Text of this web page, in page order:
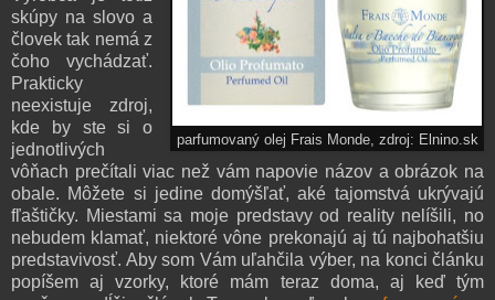
parfumovaný olej Frais Monde, zdroj: Elnino.sk
skúpy na slovo a
človek tak nemá z
čoho vychádzať.
Prakticky
neexistuje zdroj,
kde by ste si o
jednotlivých
vôňach prečítali viac než vám napovie názov a obrázok na
obale. Môžete si jedine domýšľať, aké tajomstvá ukrývajú
fľaštičky. Miestami sa moje predstavy od reality nelíšili, no
nebudem klamať, niektoré vône prekonajú aj tú najbohatšiu
predstavivosť. Aby som Vám uľahčila výber, na konci článku
popíšem aj vzorky, ktoré mám teraz doma, aj keď tým